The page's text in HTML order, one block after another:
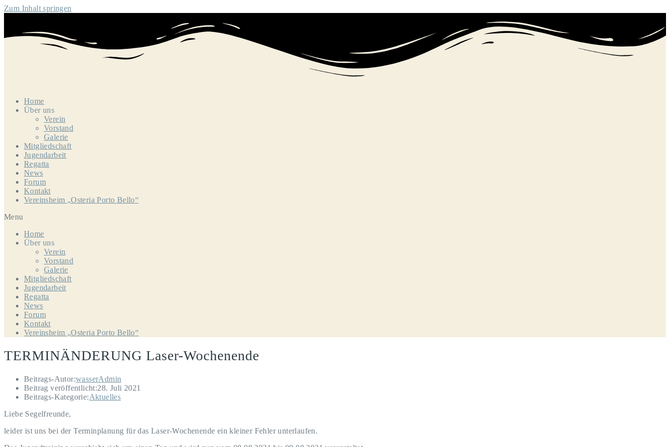
Zum Inhalt springen
Home
Über uns
Verein
Vorstand
Galerie
Mitgliedschaft
Jugendarbeit
Regatta
News
Forum
Kontakt
Vereinsheim „Osteria Porto Bello“
Menu
Home
Über uns
Verein
Vorstand
Galerie
Mitgliedschaft
Jugendarbeit
Regatta
News
Forum
Kontakt
Vereinsheim „Osteria Porto Bello“
TERMINÄNDERUNG Laser-Wochenende
Beitrags-Autor:wasserAdmin
Beitrag veröffentlicht:28. Juli 2021
Beitrags-Kategorie:Aktuelles
Liebe Segelfreunde,
leider ist uns bei der Terminplanung für das Laser-Wochenende ein kleiner Fehler unterlaufen.